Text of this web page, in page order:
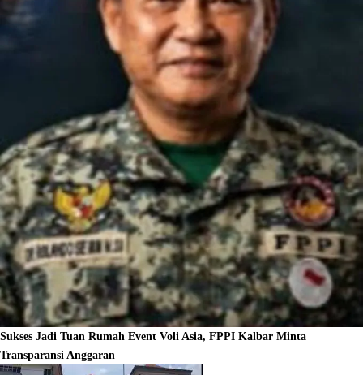
Sukses Jadi Tuan Rumah Event Voli Asia, FPPI Kalbar Minta
Transparansi Anggaran